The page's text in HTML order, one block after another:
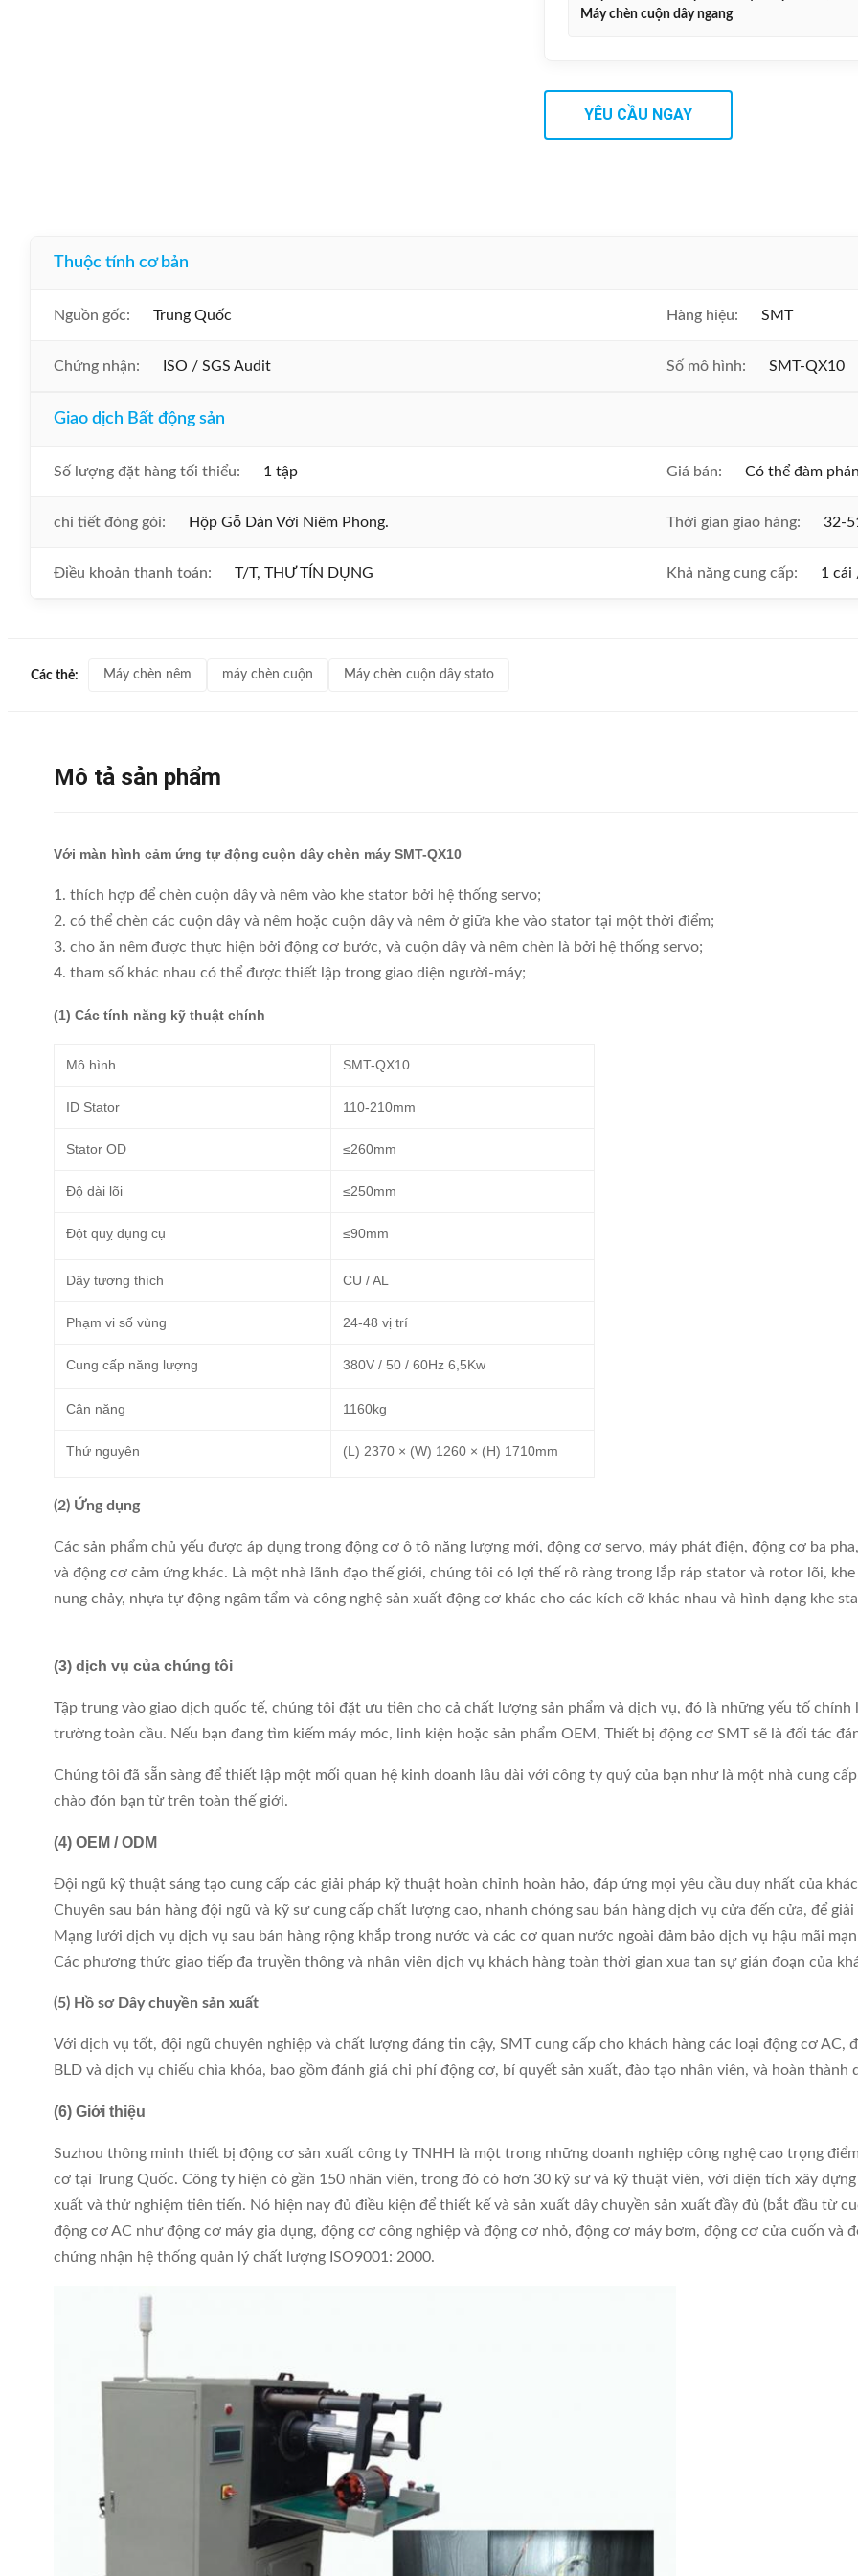
Máy chèn cuộn dây ngang
YÊU CẦU NGAY
Thuộc tính cơ bản
Nguồn gốc: Trung Quốc Hàng hiệu: SMT
Chứng nhận: ISO / SGS Audit Số mô hình: SMT-QX10
Giao dịch Bất động sản
Số lượng đặt hàng tối thiểu: 1 tập Giá bán: Có thể đàm phán
chi tiết đóng gói: Hộp Gỗ Dán Với Niêm Phong. Thời gian giao hàng: 32-
Điều khoản thanh toán: T/T, THƯ TÍN DỤNG Khả năng cung cấp: 1 cái
Các thẻ: Máy chèn nêm máy chèn cuộn Máy chèn cuộn dây stato
Mô tả sản phẩm
Với màn hình cảm ứng tự động cuộn dây chèn máy SMT-QX10
1. thích hợp để chèn cuộn dây và nêm vào khe stator bởi hệ thống servo;
2. có thể chèn các cuộn dây và nêm hoặc cuộn dây và nêm ở giữa khe vào stator tại một thời điểm;
3. cho ăn nêm được thực hiện bởi động cơ bước, và cuộn dây và nêm chèn là bởi hệ thống servo;
4. tham số khác nhau có thể được thiết lập trong giao diện người-máy;
(1) Các tính năng kỹ thuật chính
Mô hình SMT-QX10
ID Stator 110-210mm
Stator OD ≤260mm
Độ dài lõi ≤250mm
Đột quỵ dụng cụ ≤90mm
Dây tương thích CU / AL
Phạm vi số vùng 24-48 vị trí
Cung cấp năng lượng 380V / 50 / 60Hz 6,5Kw
Cân nặng 1160kg
Thứ nguyên (L) 2370 × (W) 1260 × (H) 1710mm
(2) Ứng dụng
Các sản phẩm chủ yếu được áp dụng trong động cơ ô tô năng lượng mới, động cơ servo, máy phát điện, động cơ ba
và động cơ cảm ứng khác. Là một nhà lãnh đạo thế giới, chúng tôi có lợi thế rõ ràng trong lắp ráp stator và rotor lõi,
nung chảy, nhựa tự động ngâm tẩm và công nghệ sản xuất động cơ khác cho các kích cỡ khác nhau và hình dạng khe
(3) dịch vụ của chúng tôi
Tập trung vào giao dịch quốc tế, chúng tôi đặt ưu tiên cho cả chất lượng sản phẩm và dịch vụ, đó là những yếu tố
trường toàn cầu. Nếu bạn đang tìm kiếm máy móc, linh kiện hoặc sản phẩm OEM, Thiết bị động cơ SMT sẽ là đối tác
Chúng tôi đã sẵn sàng để thiết lập một mối quan hệ kinh doanh lâu dài với công ty quý của bạn như là một nhà cung
chào đón bạn từ trên toàn thế giới.
(4) OEM / ODM
Đội ngũ kỹ thuật sáng tạo cung cấp các giải pháp kỹ thuật hoàn chỉnh hoàn hảo, đáp ứng mọi yêu cầu duy nhất của
Chuyên sau bán hàng đội ngũ và kỹ sư cung cấp chất lượng cao, nhanh chóng sau bán hàng dịch vụ cửa đến cửa, để
Mạng lưới dịch vụ dịch vụ sau bán hàng rộng khắp trong nước và các cơ quan nước ngoài đảm bảo dịch vụ hậu mãi
Các phương thức giao tiếp đa truyền thông và nhân viên dịch vụ khách hàng toàn thời gian xua tan sự gián đoạn của
(5) Hồ sơ Dây chuyền sản xuất
Với dịch vụ tốt, đội ngũ chuyên nghiệp và chất lượng đáng tin cậy, SMT cung cấp cho khách hàng các loại động cơ
BLD và dịch vụ chiếu chìa khóa, bao gồm đánh giá chi phí động cơ, bí quyết sản xuất, đào tạo nhân viên, và hoàn thành
(6) Giới thiệu
Suzhou thông minh thiết bị động cơ sản xuất công ty TNHH là một trong những doanh nghiệp công nghệ cao trọng
cơ tại Trung Quốc. Công ty hiện có gần 150 nhân viên, trong đó có hơn 30 kỹ sư và kỹ thuật viên, với diện tích xây
xuất và thử nghiệm tiên tiến. Nó hiện nay đủ điều kiện để thiết kế và sản xuất dây chuyền sản xuất đầy đủ (bắt đầu từ
động cơ AC như động cơ máy gia dụng, động cơ công nghiệp và động cơ nhỏ, động cơ máy bơm, động cơ cửa cuốn và
chứng nhận hệ thống quản lý chất lượng ISO9001: 2000.